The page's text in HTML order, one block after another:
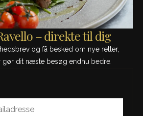
fra Ravello –
dig
nyhedsbrev og få besked
og alt det, der gør dit
– direkte til dig
og få besked om nye retter,
gør dit næste besøg endnu bedre.